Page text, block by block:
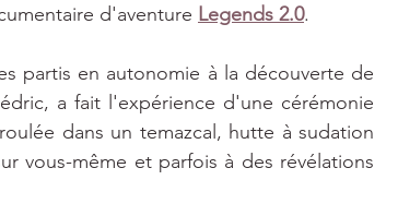
d'aventure Legends 2.0.
partis en autonomie à la découverte de
a fait l'expérience d'une cérémonie
dans un temazcal, hutte à sudation
vous-même et parfois à des révélations